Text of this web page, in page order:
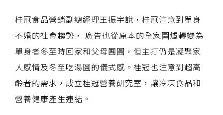
桂冠食品營銷副總經理王振宇說，桂冠注意到單身
不婚的社會趨勢， 廣告也從原本的全家圍爐轉變為
單身者冬至時回家和父母團圓，但主打仍是凝聚家
人感情及冬至吃湯圓的儀式感。桂冠也注意到超高
齡者的需求，成立桂冠營養研究室，讓冷凍食品和
營養健康產生連結。